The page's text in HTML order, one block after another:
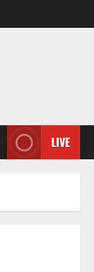
LIVE